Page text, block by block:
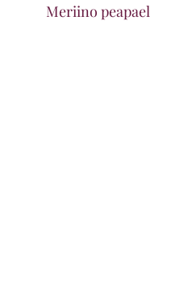
Meriino peapael